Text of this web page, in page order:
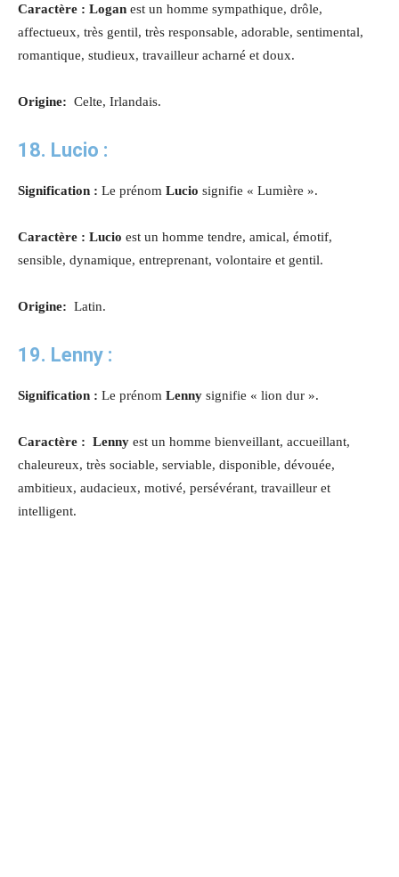
Caractère : Logan est un homme sympathique, drôle,
affectueux, très gentil, très responsable, adorable, sentimental,
romantique, studieux, travailleur acharné et doux.
Origine: Celte, Irlandais.
18. Lucio :
Signification : Le prénom Lucio signifie « Lumière ».
Caractère : Lucio est un homme tendre, amical, émotif,
sensible, dynamique, entreprenant, volontaire et gentil.
Origine: Latin.
19. Lenny :
Signification : Le prénom Lenny signifie « lion dur ».
Caractère : Lenny est un homme bienveillant, accueillant,
chaleureux, très sociable, serviable, disponible, dévouée,
ambitieux, audacieux, motivé, persévérant, travailleur et
intelligent.